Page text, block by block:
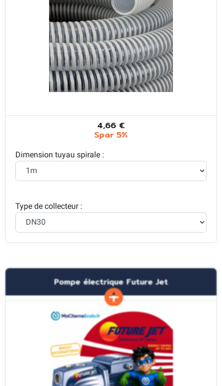
4,66 €
Spar 5%
Dimension tuyau spirale :
Type de collecteur :
Pompe électrique Future Jet